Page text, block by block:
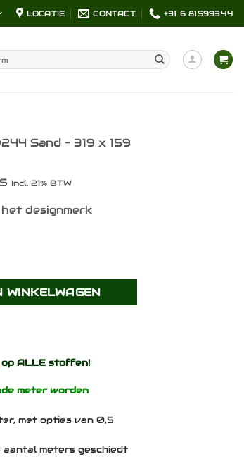
LOCATIE CONTACT +31 6 81599344
Sand – 319 x 159
Incl. 21% BTW
designmerk
WINKELWAGEN
op ALLE stoffen!
meter worden
met opties van 0,5
meters geschiedt